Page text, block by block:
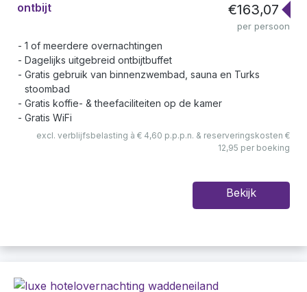
ontbijt
€163,07
per persoon
1 of meerdere overnachtingen
Dagelijks uitgebreid ontbijtbuffet
Gratis gebruik van binnenzwembad, sauna en Turks
stoombad
Gratis koffie- & theefaciliteiten op de kamer
Gratis WiFi
excl. verblijfsbelasting à € 4,60 p.p.p.n. & reserveringskosten €
12,95 per boeking
Bekijk